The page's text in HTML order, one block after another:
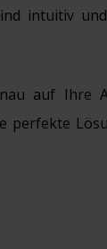
intuitiv
auf Ihre
perfekte